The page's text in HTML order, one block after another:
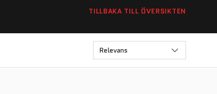
TILLBAKA TILL ÖVERSIKTEN
Relevans